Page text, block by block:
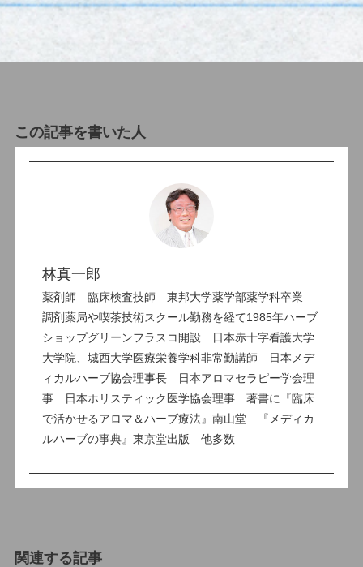
この記事を書いた人
林真一郎
薬剤師 臨床検査技師 東邦大学薬学部薬学科卒業
調剤薬局や喫茶技術スクール勤務を経て1985年ハーブ
ショップグリーンフラスコ開設 日本赤十字看護大学
大学院、城西大学医療栄養学科非常勤講師 日本メデ
ィカルハーブ協会理事長 日本アロマセラピー学会理
事 日本ホリスティック医学協会理事 著書に『臨床
で活かせるアロマ＆ハーブ療法』南山堂 『メディカ
ルハーブの事典』東京堂出版 他多数
関連する記事